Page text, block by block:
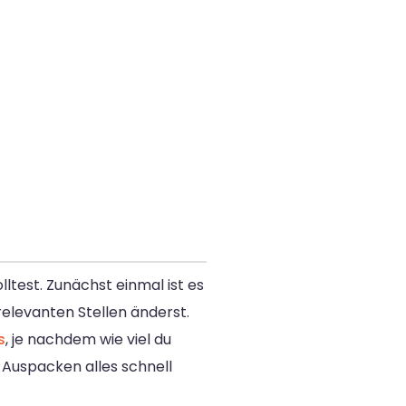
Zunächst einmal ist es
Stellen änderst.
, je nachdem wie viel du
alles schnell